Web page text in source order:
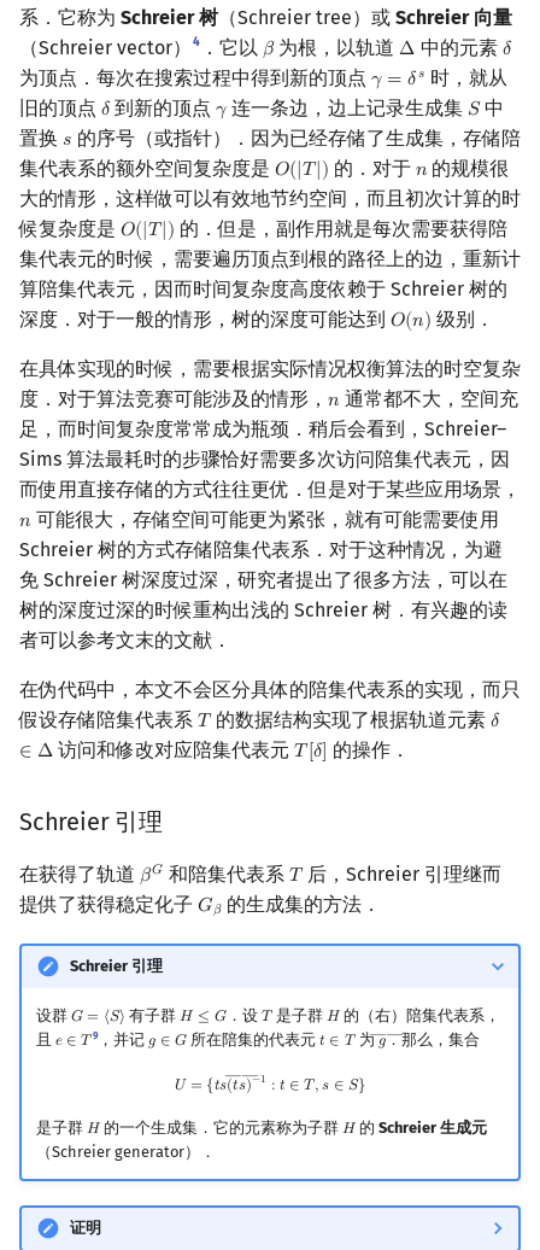
系．它称为 Schreier 树（Schreier tree）或 Schreier 向量
（Schreier vector）
4 ．它以 𝛽
β 为根，以轨道 Δ
Δ 中的元素 𝛿
δ
为顶点．每次在搜索过程中得到新的顶点 𝛾 = 𝛿𝑠
γ=δ s
时，就从
旧的顶点 𝛿
δ 到新的顶点𝛾
γ连一条边，边上记录生成集 𝑆
S中
置换 𝑠
s 的序号（或指针）．因为已经存储了生成集，存储陪
集代表系的额外空间复杂度是 𝑂(|𝑇 |)
O(| T| ) 的．对于 𝑛
n 的规模很
大的情形，这样做可以有效地节约空间，而且初次计算的时
候复杂度是 𝑂(|𝑇 |)
O(| T| ) 的．但是，副作用就是每次需要获得陪
集代表元的时候，需要遍历顶点到根的路径上的边，重新计
算陪集代表元，因而时间复杂度高度依赖于 Schreier 树的
深度．对于一般的情形，树的深度可能达到 𝑂(𝑛)
O(n) 级别．
在具体实现的时候，需要根据实际情况权衡算法的时空复杂
度．对于算法竞赛可能涉及的情形， 𝑛
n 通常都不大，空间充
足，而时间复杂度常常成为瓶颈．稍后会看到，Schreier–
Sims 算法最耗时的步骤恰好需要多次访问陪集代表元，因
而使用直接存储的方式往往更优．但是对于某些应用场景，
𝑛
n 可能很大，存储空间可能更为紧张，就有可能需要使用
Schreier 树的方式存储陪集代表系．对于这种情况，为避
免 Schreier 树深度过深，研究者提出了很多方法，可以在
树的深度过深的时候重构出浅的 Schreier 树．有兴趣的读
者可以参考文末的文献．
在伪代码中，本文不会区分具体的陪集代表系的实现，而只
假设存储陪集代表系 𝑇
T 的数据结构实现了根据轨道元素𝛿
∈ Δ
δ
访问和修改对应陪集代表元𝑇 [𝛿]
T[ δ] 的操作．
Schreier 引理
在获得了轨道 𝛽𝐺
βG 和陪集代表系𝑇
T 后，Schreier 引理继而
提供了获得稳定化子 𝐺𝛽
Gβ 的生成集的方法．
Schreier 引理
设群 𝐺 = ⟨𝑆⟩
G= ⟨S ⟩ 有子群 𝐻 ≤ 𝐺
H≤ G ．设 𝑇
T是子群 𝐻
H的（右）陪集代表系，
且 𝑒 ∈ 𝑇
e ∈T 9，并记 𝑔 ∈ 𝐺
g ∈G 所在陪集的代表元𝑡 ∈ 𝑇
t ∈T 为――
𝑔
g ―
．那么，集合
𝑈 = {𝑡𝑠(
――
𝑡𝑠)−1 : 𝑡 ∈ 𝑇 ,𝑠 ∈ 𝑆}
U ={ts(ts―)− 1 :t ∈ T,s ∈ S}
是子群 𝐻
H的一个生成集．它的元素称为子群 𝐻
H 的Schreier 生成元
（Schreier generator）．
证明